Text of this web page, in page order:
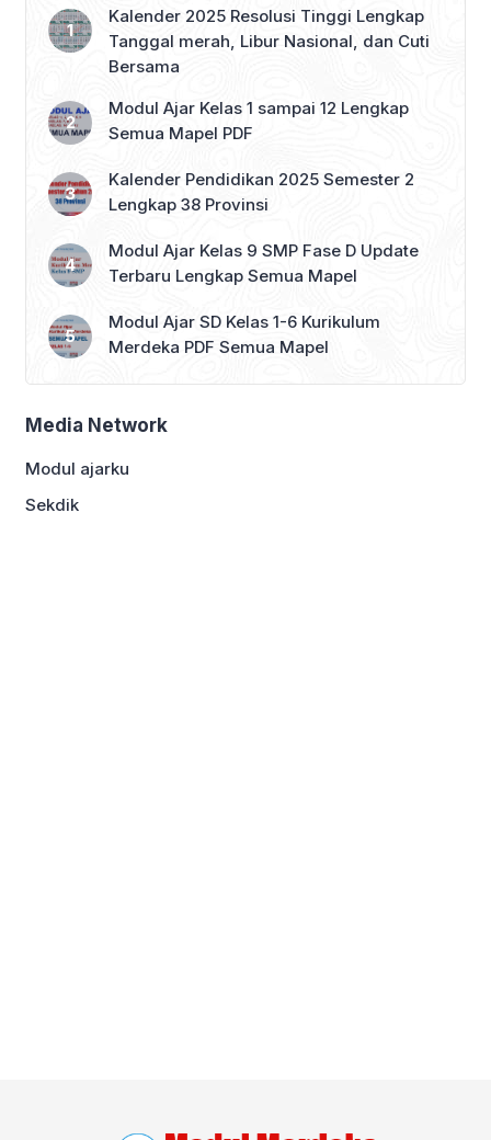
Kalender 2025 Resolusi Tinggi Lengkap
Tanggal merah, Libur Nasional, dan Cuti
Bersama
Modul Ajar Kelas 1 sampai 12 Lengkap
Semua Mapel PDF
Kalender Pendidikan 2025 Semester 2
Lengkap 38 Provinsi
Modul Ajar Kelas 9 SMP Fase D Update
Terbaru Lengkap Semua Mapel
Modul Ajar SD Kelas 1-6 Kurikulum
Merdeka PDF Semua Mapel
Media Network
Modul ajarku
Sekdik